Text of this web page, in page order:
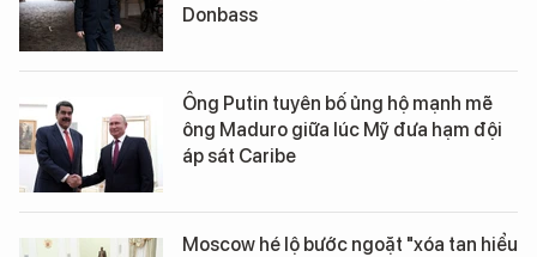
Donbass
Ông Putin tuyên bố ủng hộ mạnh mẽ
ông Maduro giữa lúc Mỹ đưa hạm đội
áp sát Caribe
Moscow hé lộ bước ngoặt "xóa tan hiểu